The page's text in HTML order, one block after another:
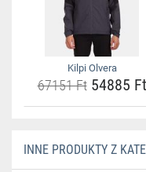
Kilpi Olvera
67151 Ft54885 Ft
INNE PRODUKTY Z